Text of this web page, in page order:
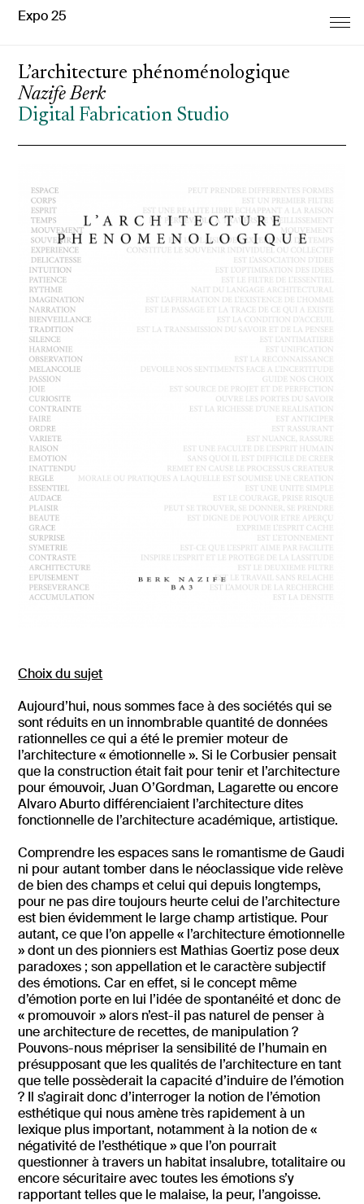
Expo 25
L’architecture phénoménologique
Nazife Berk
Digital Fabrication Studio
Choix du sujet
Aujourd’hui, nous sommes face à des sociétés qui se
sont réduits en un innombrable quantité de données
rationnelles ce qui a été le premier moteur de
l’architecture « émotionnelle ». Si le Corbusier pensait
que la construction était fait pour tenir et l’architecture
pour émouvoir, Juan O’Gordman, Lagarette ou encore
Alvaro Aburto différenciaient l’architecture dites
fonctionnelle de l’architecture académique, artistique.
Comprendre les espaces sans le romantisme de Gaudi
ni pour autant tomber dans le néoclassique vide relève
de bien des champs et celui qui depuis longtemps,
pour ne pas dire toujours heurte celui de l’architecture
est bien évidemment le large champ artistique. Pour
autant, ce que l’on appelle « l’architecture émotionnelle
» dont un des pionniers est Mathias Goertiz pose deux
paradoxes ; son appellation et le caractère subjectif
des émotions. Car en effet, si le concept même
d’émotion porte en lui l’idée de spontanéité et donc de
« promouvoir » alors n’est-il pas naturel de penser à
une architecture de recettes, de manipulation ?
Pouvons-nous mépriser la sensibilité de l’humain en
présupposant que les qualités de l’architecture en tant
que telle possèderait la capacité d’induire de l’émotion
? Il s’agirait donc d’interroger la notion de l’émotion
esthétique qui nous amène très rapidement à un
lexique plus important, notamment à la notion de «
négativité de l’esthétique » que l’on pourrait
questionner à travers un habitat insalubre, totalitaire ou
encore sécuritaire avec toutes les émotions s’y
rapportant telles que le malaise, la peur, l’angoisse.